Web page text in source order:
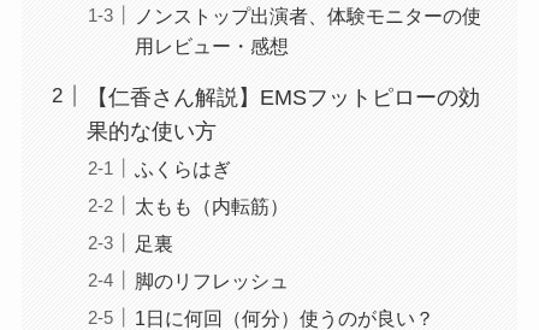
ノンストップ出演者、体験モニターの使
用レビュー・感想
【仁香さん解説】EMSフットピローの効
果的な使い方
ふくらはぎ
太もも（内転筋）
足裏
脚のリフレッシュ
1日に何回（何分）使うのが良い？